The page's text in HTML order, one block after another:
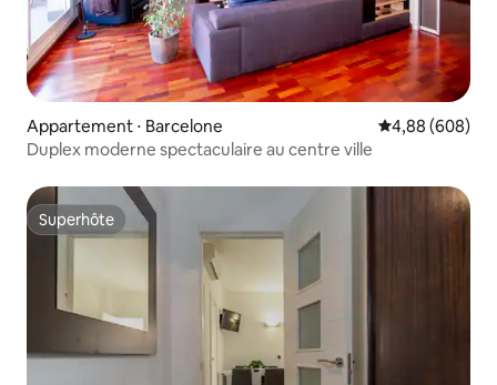
Appartement ⋅ Barcelone Évaluation
4,88 (608)
Duplex moderne spectaculaire au centre ville
Superhôte
Superhôte